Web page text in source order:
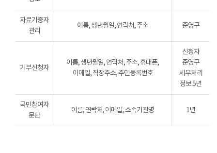
자료기증자
관리
이름, 생년월일, 연락처, 주소 준영구
기부신청자
이름, 생년월일, 연락처, 주소, 휴대폰,
이메일, 직장주소, 주민등록번호
신청자
준영구
세무처리
정보 5년
국민참여자
문단
이름, 연락처, 이메일, 소속기관명 1년